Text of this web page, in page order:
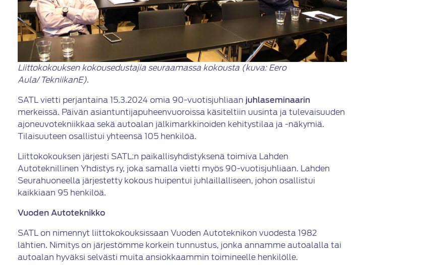
Liittokokouksen kokousedustajia seuraamassa kokousta (kuva: Eero
Aula/TekniikanE).
SATL vietti perjantaina 15.3.2024 omia 90-vuotisjuhliaan juhlaseminaarin
merkeissä. Päivän asiantuntijapuheenvuoroissa käsiteltiin uusinta ja tulevaisuuden
ajoneuvotekniikkaa sekä autoalan jälkimarkkinoiden kehitystilaa ja -näkymiä.
Tilaisuuteen osallistui yhteensä 105 henkilöä.
Liittokokouksen järjesti SATL:n paikallisyhdistyksenä toimiva Lahden
Autoteknillinen Yhdistys ry, joka samalla vietti myös 90-vuotisjuhliaan. Lahden
Seurahuoneella järjestetty kokous huipentui juhlaillalliseen, johon osallistui
kaikkiaan 95 henkilöä.
Vuoden Autoteknikko
SATL on nimennyt liittokokouksissaan Vuoden Autoteknikon vuodesta 1982
lähtien. Nimitys on järjestömme korkein tunnustus, jonka annamme autoalalla tai
autoalan hyväksi selvästi muita ansiokkaammin toimineelle henkilölle.